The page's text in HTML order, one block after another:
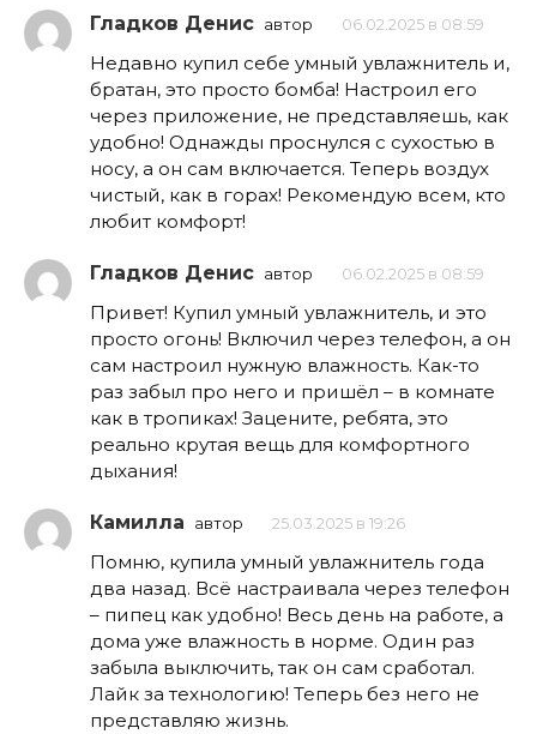
Гладков Денис автор 06.02.2025 в 08:59
Недавно купил себе умный увлажнитель и,
братан, это просто бомба! Настроил его
через приложение, не представляешь, как
удобно! Однажды проснулся с сухостью в
носу, а он сам включается. Теперь воздух
чистый, как в горах! Рекомендую всем, кто
любит комфорт!
Гладков Денис автор 06.02.2025 в 08:59
Привет! Купил умный увлажнитель, и это
просто огонь! Включил через телефон, а он
сам настроил нужную влажность. Как-то
раз забыл про него и пришёл – в комнате
как в тропиках! Зацените, ребята, это
реально крутая вещь для комфортного
дыхания!
Камилла автор 25.03.2025 в 19:26
Помню, купила умный увлажнитель года
два назад. Всё настраивала через телефон
– пипец как удобно! Весь день на работе, а
дома уже влажность в норме. Один раз
забыла выключить, так он сам сработал.
Лайк за технологию! Теперь без него не
представляю жизнь.